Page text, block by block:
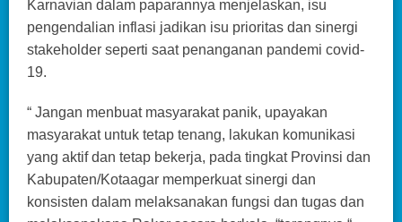
Karnavian dalam paparannya menjelaskan, isu
pengendalian inflasi jadikan isu prioritas dan sinergi
stakeholder seperti saat penanganan pandemi covid-
19.
“ Jangan menbuat masyarakat panik, upayakan
masyarakat untuk tetap tenang, lakukan komunikasi
yang aktif dan tetap bekerja, pada tingkat Provinsi dan
Kabupaten/Kotaagar memperkuat sinergi dan
konsisten dalam melaksanakan fungsi dan tugas dan